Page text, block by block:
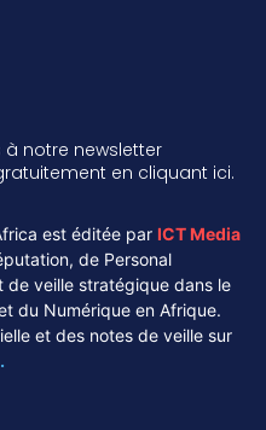
à notre newsletter
en cliquant ici.
est éditée par ICT Media
de Personal
veille stratégique dans le
du Numérique en Afrique.
et des notes de veille sur